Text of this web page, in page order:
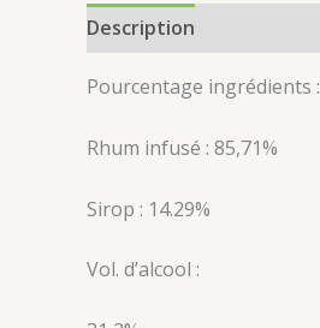
Description
Pourcentage ingrédients :
Rhum infusé : 85,71%
Sirop : 14.29%
Vol. d’alcool :